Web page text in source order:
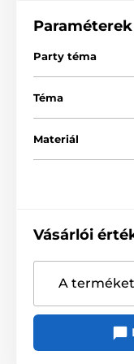
Paraméterek
Party téma
Téma
Materiál
Vásárlói
A